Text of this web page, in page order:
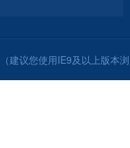
（建议您使用IE9及以上版